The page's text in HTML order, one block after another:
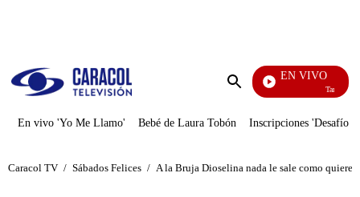
Enviar
EN VIVO
También
En vivo 'Yo Me Llamo' Bebé de Laura Tobón Inscripciones 'Desafío'
Caracol TV / Sábados Felices / A la Bruja Dioselina nada le sale como quiere